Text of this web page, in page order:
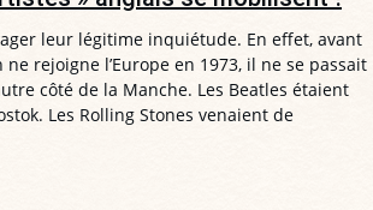
leur légitime inquiétude. En effet, avant
rejoigne l’Europe en 1973, il ne se passait
côté de la Manche. Les Beatles étaient
Les Rolling Stones venaient de